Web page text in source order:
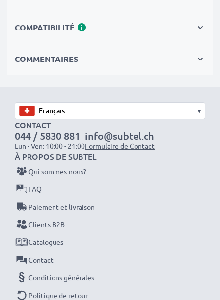
Le choix durable
celui de l'appareil. C'est le choix le plus avisé,
grâce au recyclage.
Optez pour CELLONIC et ne faites aucun compromis
sur la qualité. Passez votre commande dès maintenant
COMPATIBILITÉ
COMMENTAIRES
▾
CONTACT
044 / 5830 881
Lun - Ven: 10:00 - 21:00
info@subtel.ch
Formulaire de Contact
À PROPOS DE SUBTEL
Qui sommes-nous?
FAQ
Paiement et livraison
Clients B2B
Catalogues
Contact
Conditions générales
Politique de retour